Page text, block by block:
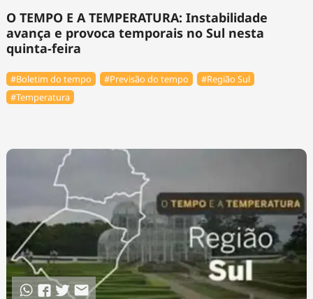
O TEMPO E A TEMPERATURA: Instabilidade
avança e provoca temporais no Sul nesta
quinta-feira
#Boletim do tempo #Previsão do tempo
#Região Sul
#Temperatura